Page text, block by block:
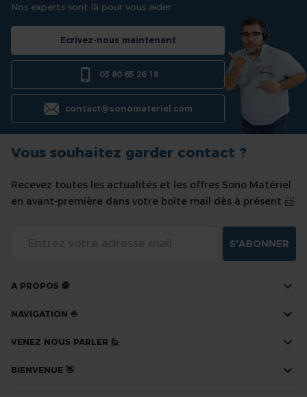
Nos experts sont là pour vous aider
Ecrivez-nous maintenant
03 80 65 26 18
contact@sonomateriel.com
Vous souhaitez garder contact ?
Recevez toutes les actualités et les offres Sono Matériel
en avant-première dans votre boîte mail dès à présent 📨
S'ABONNER
A PROPOS 🕵
NAVIGATION ⛵
VENEZ NOUS PARLER 🙋
BIENVENUE 👋